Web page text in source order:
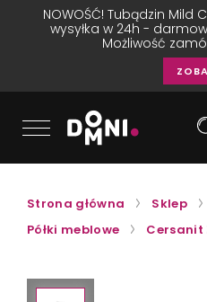
NOWOŚĆ! Tubądzin Mild
wysyłka w 24h -
Możliwość
Strona główna Sklep
Półki meblowe
Cersanit